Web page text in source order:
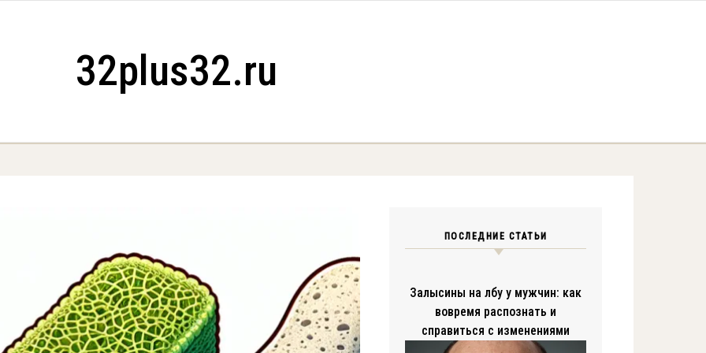
32plus32.ru
ПОСЛЕДНИЕ СТАТЬИ
Залысины на лбу у мужчин: как
вовремя распознать и
справиться с изменениями